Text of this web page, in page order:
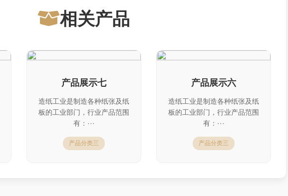
相关产品
产品展示七
造纸工业是制造各种纸张及纸
板的工业部门，行业产品范围
有：···
产品分类三
产品展示六
造纸工业是制造各种纸张及纸
板的工业部门，行业产品范围
有：···
产品分类三